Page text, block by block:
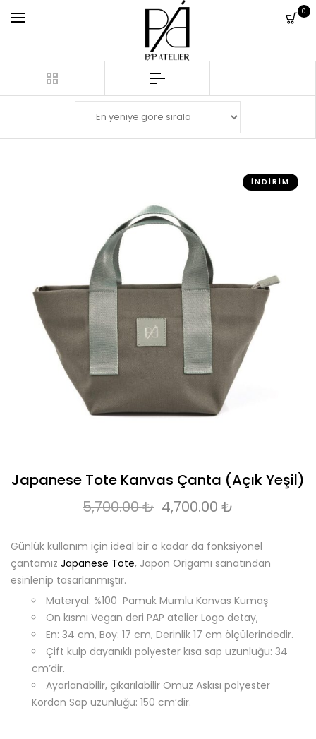
0
İNDIRIM
Japanese Tote Kanvas Çanta (Açık Yeşil)
5,700.00₺ Orijinal fiyat: 5,700.00
4,700.00 ₺
Günlük kullanım için ideal bir o kadar da fonksiyonel
çantamız Japanese Tote, Japon Origamı sanatından
esinlenip tasarlanmıştır.
Materyal: %100 Pamuk Mumlu Kanvas Kumaş
Ön kısmı Vegan deri PAP atelier Logo detay,
En: 34 cm, Boy: 17 cm, Derinlik 17 cm ölçülerindedir.
Çift kulp dayanıklı polyester kısa sap uzunluğu: 34
cm’dir.
Ayarlanabilir, çıkarılabilir Omuz Askısı polyester
Kordon Sap uzunluğu: 150 cm’dir.